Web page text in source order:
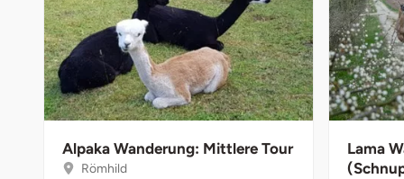
Alpaka Wanderung: Mittlere Tour
Römhild
Lama
Cottbus
Darmstadt
Deggendorf
Dessau
Sömmerda
Weimar
sächsische Schweiz